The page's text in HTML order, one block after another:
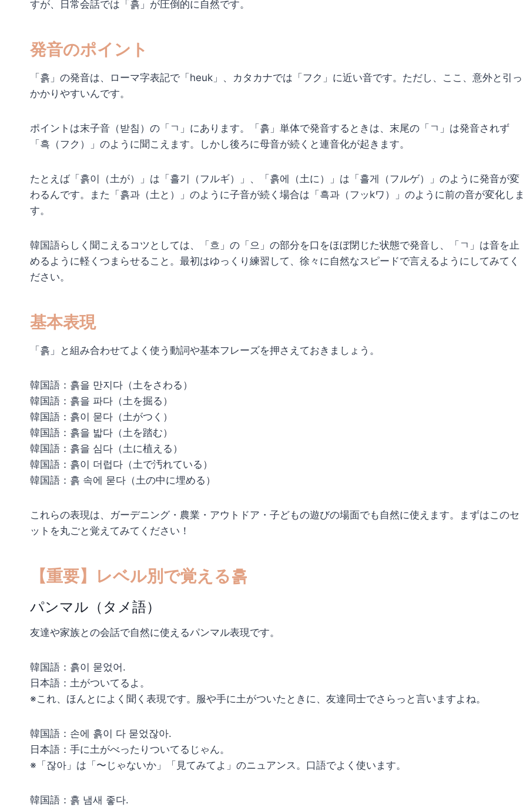
すが、日常会話では「흙」が圧倒的に自然です。
発音のポイント
「흙」の発音は、ローマ字表記で「heuk」、カタカナでは「フク」に近い音です。ただし、ここ、意外と引っ
かかりやすいんです。
ポイントは末子音（받침）の「ㄱ」にあります。「흙」単体で発音するときは、末尾の「ㄱ」は発音されず
「흑（フク）」のように聞こえます。しかし後ろに母音が続くと連音化が起きます。
たとえば「흙이（土が）」は「흘기（フルギ）」、「흙에（土に）」は「흘게（フルゲ）」のように発音が変
わるんです。また「흙과（土と）」のように子音が続く場合は「흑과（フッkワ）」のように前の音が変化しま
す。
韓国語らしく聞こえるコツとしては、「흐」の「으」の部分を口をほぼ閉じた状態で発音し、「ㄱ」は音を止
めるように軽くつまらせること。最初はゆっくり練習して、徐々に自然なスピードで言えるようにしてみてく
ださい。
基本表現
「흙」と組み合わせてよく使う動詞や基本フレーズを押さえておきましょう。
韓国語：흙을 만지다（土をさわる）
韓国語：흙을 파다（土を掘る）
韓国語：흙이 묻다（土がつく）
韓国語：흙을 밟다（土を踏む）
韓国語：흙을 심다（土に植える）
韓国語：흙이 더럽다（土で汚れている）
韓国語：흙 속에 묻다（土の中に埋める）
これらの表現は、ガーデニング・農業・アウトドア・子どもの遊びの場面でも自然に使えます。まずはこのセ
ットを丸ごと覚えてみてください！
【重要】レベル別で覚える흙
パンマル（タメ語）
友達や家族との会話で自然に使えるパンマル表現です。
韓国語：흙이 묻었어.
日本語：土がついてるよ。
※これ、ほんとによく聞く表現です。服や手に土がついたときに、友達同士でさらっと言いますよね。
韓国語：손에 흙이 다 묻었잖아.
日本語：手に土がべったりついてるじゃん。
※「잖아」は「〜じゃないか」「見てみてよ」のニュアンス。口語でよく使います。
韓国語：흙 냄새 좋다.